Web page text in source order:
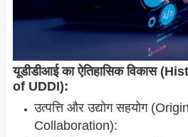
यूडीडीआई का ऐतिहासिक विकास
of UDDI):
उत्पत्ति और उद्योग सहयोग
Collaboration):